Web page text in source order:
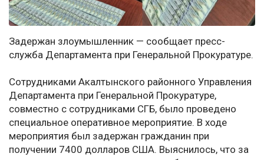
Задержан злоумышленник — сообщает пресс-
служба Департамента при Генеральной Прокуратуре.
Сотрудниками Акалтынского районного Управления
Департамента при Генеральной Прокуратуре,
совместно с сотрудниками СГБ, было проведено
специальное оперативное мероприятие. В ходе
мероприятия был задержан гражданин при
получении 7400 долларов США. Выяснилось, что за